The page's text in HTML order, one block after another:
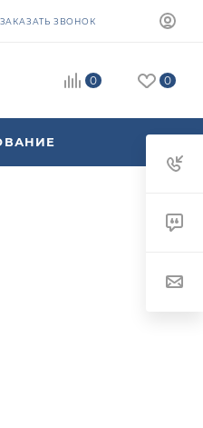
ЗАКАЗАТЬ ЗВОНОК
0 0